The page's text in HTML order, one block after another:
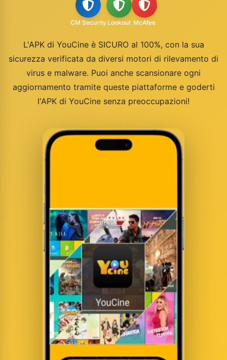
CM Security Lookout McAfee
L'APK di YouCine è SICURO al 100%, con la sua
sicurezza verificata da diversi motori di rilevamento di
virus e malware. Puoi anche scansionare ogni
aggiornamento tramite queste piattaforme e goderti
l'APK di YouCine senza preoccupazioni!